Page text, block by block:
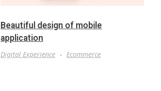
Beautiful design of mobile
application
Digital Experience Ecommerce